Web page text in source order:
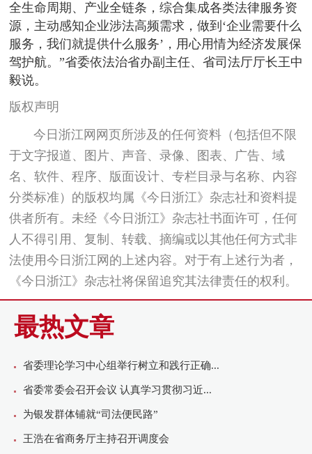
全生命周期、产业全链条，综合集成各类法律服务资
源，主动感知企业涉法高频需求，做到‘企业需要什么
服务，我们就提供什么服务’，用心用情为经济发展保
驾护航。”省委依法治省办副主任、省司法厅厅长王中
毅说。
版权声明
今日浙江网网页所涉及的任何资料（包括但不限
于文字报道、图片、声音、录像、图表、广告、域
名、软件、程序、版面设计、专栏目录与名称、内容
分类标准）的版权均属《今日浙江》杂志社和资料提
供者所有。未经《今日浙江》杂志社书面许可，任何
人不得引用、复制、转载、摘编或以其他任何方式非
法使用今日浙江网的上述内容。对于有上述行为者，
《今日浙江》杂志社将保留追究其法律责任的权利。
最热文章